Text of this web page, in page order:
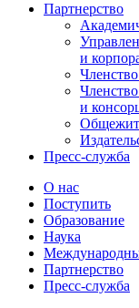
Партнерство
и
и
Пресс-служба
О нас
Поступить
Образование
Наука
Партнерство
Пресс-служба